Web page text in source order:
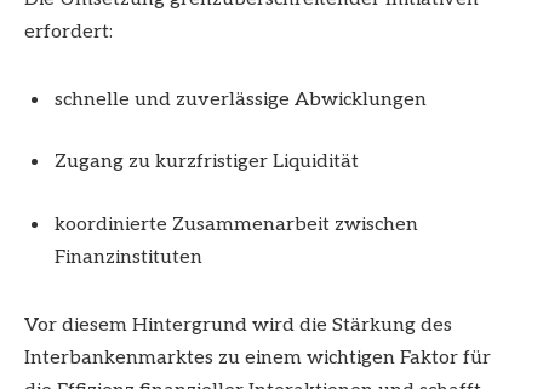
erfordert:
schnelle und zuverlässige Abwicklungen
Zugang zu kurzfristiger Liquidität
koordinierte Zusammenarbeit zwischen
Finanzinstituten
Vor diesem Hintergrund wird die Stärkung des
Interbankenmarktes zu einem wichtigen Faktor für